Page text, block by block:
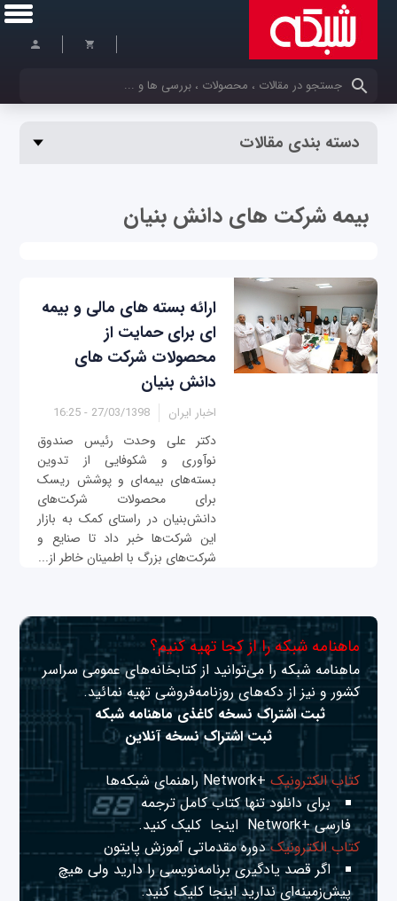
کلمات کلیدی خود را وارد کنید
دسته بندی مقالات
بیمه شرکت های دانش بنیان
ارائه بسته های مالی و بیمه
ای برای حمایت از
محصولات شرکت های
دانش بنیان
اخبار ایران 27/03/1398 - 16:25
دکتر علی وحدت رئیس صندوق
نوآوری و شکوفایی از تدوین
بسته‌های بیمه‌ای و پوشش ریسک
برای محصولات شرکت‌های
دانش‌بنیان در راستای کمک به بازار
این شرکت‌ها خبر داد تا صنایع و
شرکت‌های بزرگ با اطمینان خاطر از...
ماهنامه شبکه را از کجا تهیه کنیم؟
ماهنامه شبکه را می‌توانید از کتابخانه‌های عمومی سراسر
کشور و نیز از دکه‌های روزنامه‌فروشی تهیه نمائید.
ثبت اشتراک نسخه کاغذی ماهنامه شبکه
ثبت اشتراک نسخه آنلاین
کتاب الکترونیک+Network راهنمای شبکه‌ها
برای دانلود تنها کتاب کامل ترجمه
فارسی +Network
اینجا کلیک کنید.
کتاب الکترونیکدوره مقدماتی آموزش پایتون
اگر قصد یادگیری برنامه‌نویسی را دارید ولی هیچ
پیش‌زمینه‌ای نداریداینجا کلیک کنید.